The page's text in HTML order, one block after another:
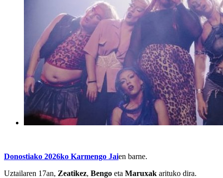
Donostiako 2026ko Karmengo Jaien barne.
Uztailaren 17an, Zeatikez, Bengo eta Maruxak arituko dira.